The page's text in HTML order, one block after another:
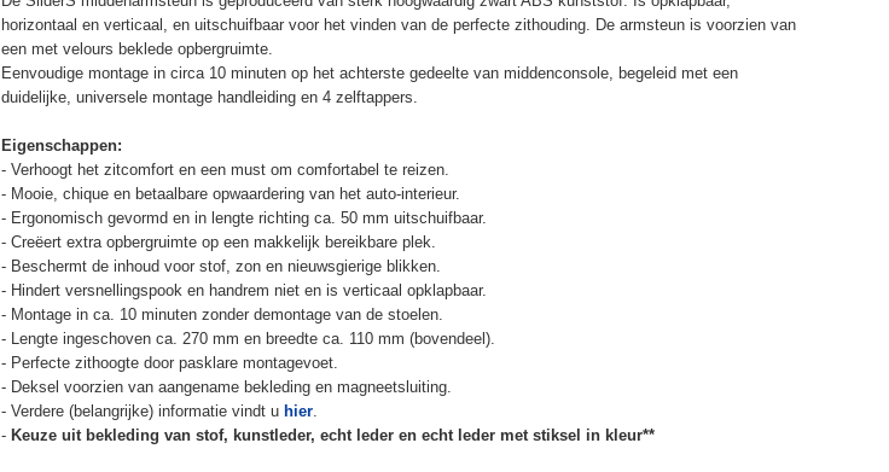
horizontaal en verticaal, en uitschuifbaar voor het vinden van de perfecte zithouding. De armsteun is voorzien van
een met velours beklede opbergruimte.
Eenvoudige montage in circa 10 minuten op het achterste gedeelte van middenconsole, begeleid met een
duidelijke, universele montage handleiding en 4 zelftappers.
Eigenschappen:
- Verhoogt het zitcomfort en een must om comfortabel te reizen.
- Mooie, chique en betaalbare opwaardering van het auto-interieur.
- Ergonomisch gevormd en in lengte richting ca. 50 mm uitschuifbaar.
- Creëert extra opbergruimte op een makkelijk bereikbare plek.
- Beschermt de inhoud voor stof, zon en nieuwsgierige blikken.
- Hindert versnellingspook en handrem niet en is verticaal opklapbaar.
- Montage in ca. 10 minuten zonder demontage van de stoelen.
- Lengte ingeschoven ca. 270 mm en breedte ca. 110 mm (bovendeel).
- Perfecte zithoogte door pasklare montagevoet.
- Deksel voorzien van aangename bekleding en magneetsluiting.
- Verdere (belangrijke) informatie vindt u hier.
- Keuze uit bekleding van stof, kunstleder, echt leder en echt leder met stiksel in kleur**